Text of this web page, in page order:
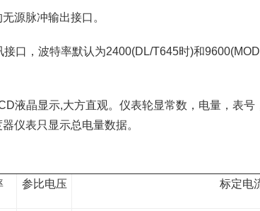
源脉冲输出接口。
口，波特率默认为2400(DL/T645时)和
液晶显示,大方直观。仪表轮显常数，电量，表
仪表只显示总电量数据。
参比电压 标定电